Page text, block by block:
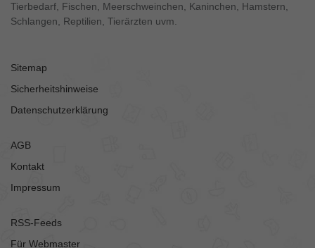
Tierbedarf, Fischen, Meerschweinchen, Kaninchen, Hamstern,
Schlangen, Reptilien, Tierärzten uvm.
Sitemap
Sicherheitshinweise
Datenschutzerklärung
AGB
Kontakt
Impressum
RSS-Feeds
Für Webmaster